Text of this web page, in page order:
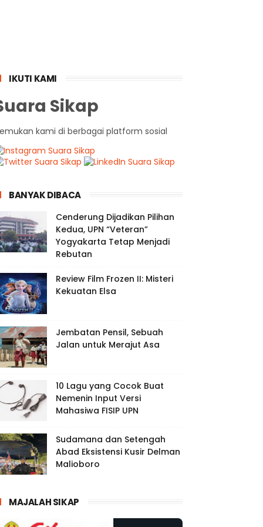
IKUTI KAMI
Sikap
kami di berbagai platform sosial
BANYAK DIBACA
Cenderung Dijadikan Pilihan
Kedua, UPN “Veteran”
Yogyakarta Tetap Menjadi
Rebutan
Review Film Frozen II: Misteri
Kekuatan Elsa
Jembatan Pensil, Sebuah
Jalan untuk Merajut Asa
10 Lagu yang Cocok Buat
Nemenin Input Versi
Mahasiwa FISIP UPN
Sudamana dan Setengah
Abad Eksistensi Kusir Delman
Malioboro
MAJALAH SIKAP